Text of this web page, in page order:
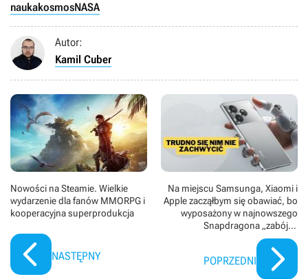
naukakosmosNASA
Autor:
Kamil Cuber
Nowości na Steamie. Wielkie
wydarzenie dla fanów MMORPG i
kooperacyjna superprodukcja
NASTĘPNY
Na miejscu Samsunga, Xiaomi i
Apple zacząłbym się obawiać, bo
wyposażony w najnowszego
Snapdragona „zabójca
flagowców” powraca i ma
wszystko, by stać się hitem
POPRZEDNI